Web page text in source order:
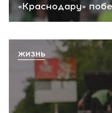
«Краснодару»
ЖИЗНЬ